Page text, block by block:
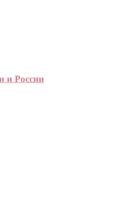
и России